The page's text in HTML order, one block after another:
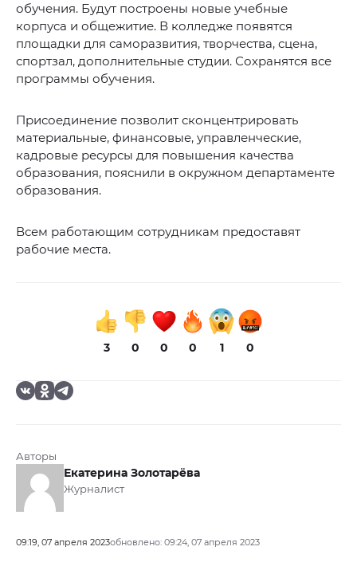
обучения. Будут построены новые учебные
корпуса и общежитие. В колледже появятся
площадки для саморазвития, творчества, сцена,
спортзал, дополнительные студии. Сохранятся все
программы обучения.
Присоединение позволит сконцентрировать
материальные, финансовые, управленческие,
кадровые ресурсы для повышения качества
образования, пояснили в окружном департаменте
образования.
Всем работающим сотрудникам предоставят
рабочие места.
3 0 0 0 1 0
Авторы
Екатерина Золотарёва
Журналист
09:19, 07 апреля 2023обновлено: 09:24, 07 апреля 2023